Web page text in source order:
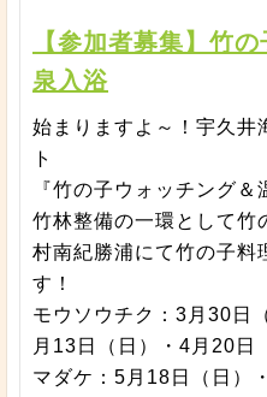
【参加者募集】竹
泉入浴
始まりますよ～！宇久井
ト
『竹の子ウォッチング＆
竹林整備の一環として竹
村南紀勝浦にて竹の子料
す！
モウソウチク：3月30日
月13日（日）・4月20日
マダケ：5月18日（日）